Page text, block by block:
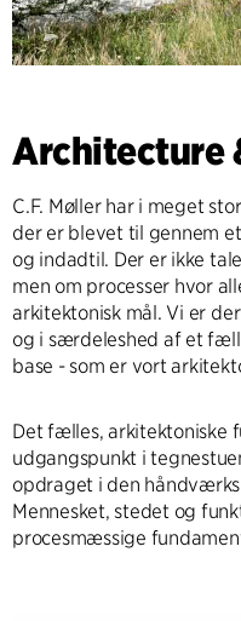
Architecture
C.F. Møller har i meget
der er blevet til gennem
og indadtil. Der er ikke
men om processer hvor
arkitektonisk mål. Vi er
og i særdeleshed af et
base - som er vort
Det fælles, arkitektoniske
udgangspunkt i
opdraget i den
Mennesket, stedet og
procesmæssige